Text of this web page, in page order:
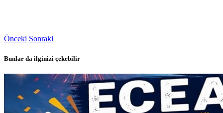
Önceki Sonraki
Bunlar da ilginizi çekebilir